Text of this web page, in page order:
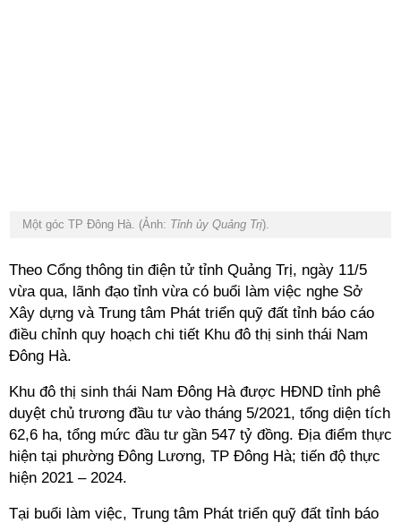
Một góc TP Đông Hà. (Ảnh: Tỉnh ủy Quảng Trị).
Theo Cổng thông tin điện tử tỉnh Quảng Trị, ngày 11/5
vừa qua, lãnh đạo tỉnh vừa có buổi làm việc nghe Sở
Xây dựng và Trung tâm Phát triển quỹ đất tỉnh báo cáo
điều chỉnh quy hoạch chi tiết Khu đô thị sinh thái Nam
Đông Hà.
Khu đô thị sinh thái Nam Đông Hà được HĐND tỉnh phê
duyệt chủ trương đầu tư vào tháng 5/2021, tổng diện tích
62,6 ha, tổng mức đầu tư gần 547 tỷ đồng. Địa điểm thực
hiện tại phường Đông Lương, TP Đông Hà; tiến độ thực
hiện 2021 – 2024.
Tại buổi làm việc, Trung tâm Phát triển quỹ đất tỉnh báo